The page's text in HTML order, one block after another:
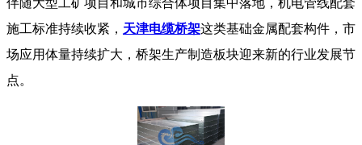
施工标准持续收紧， 天津电缆桥架这类基础金属配套构件，市
场应用体量持续扩大，桥架生产制造板块迎来新的行业发展节
点。